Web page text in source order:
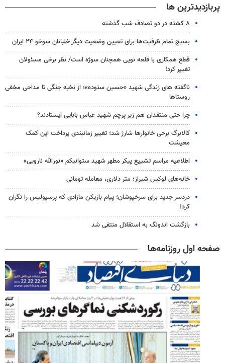
پربازدیدترین ها
۸ کشته در دو تصادف شب گذشته
بسیج تمام ظرفیت‌ها برای تعیین وضعیت دیگر خلبانان سوخو ۲۴ ایران
قطع همکاری با قلعه نویی همچنان سوژه است/ نظر برخی مسئولان
تغییر کرد!
ناگفته های زندگی شهید «حسین ستوده»؛ از نخبه جنگی تا مداحی مخفی
روستاها
چرا حتی منتقدان هم زیر پرچم شهید عباس بابایی ایستادند؟
کالابرگ برخی خانوارها شارژ شد؛ تغییر زمانبندی پرداخت این کمک
معیشت
اطلاعیه مراسم تشییع پیکر مطهر شهید ستوانیکم «نورالله نارویی»
خانه‌های لوکس شیراز؛ متر دلاری، معامله تومانی
دردسر جدید برای سرخپوشان؛ پیام بازیکن مازادی که پرسپولیس را نگران
کرد!
بازگشت اندونگ به استقلال منتفی شد
صفحه اول روزنامه‌ها